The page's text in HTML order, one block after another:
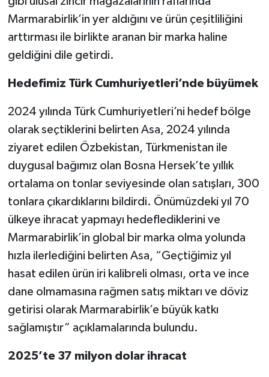
Marmarabirlik’in yer aldığını ve ürün çeşitliliğini
arttırması ile birlikte aranan bir marka haline
geldiğini dile getirdi.
Hedefimiz Türk Cumhuriyetleri’nde büyümek
2024 yılında Türk Cumhuriyetleri’ni hedef bölge
olarak seçtiklerini belirten Asa, 2024 yılında
ziyaret edilen Özbekistan, Türkmenistan ile
duygusal bağımız olan Bosna Hersek’te yıllık
ortalama on tonlar seviyesinde olan satışları, 300
tonlara çıkardıklarını bildirdi. Önümüzdeki yıl 70
ülkeye ihracat yapmayı hedeflediklerini ve
Marmarabirlik’in global bir marka olma yolunda
hızla ilerlediğini belirten Asa, “Geçtiğimiz yıl
hasat edilen ürün iri kalibreli olması, orta ve ince
dane olmamasına rağmen satış miktarı ve döviz
getirisi olarak Marmarabirlik’e büyük katkı
sağlamıştır” açıklamalarında bulundu.
2025’te 37 milyon dolar ihracat